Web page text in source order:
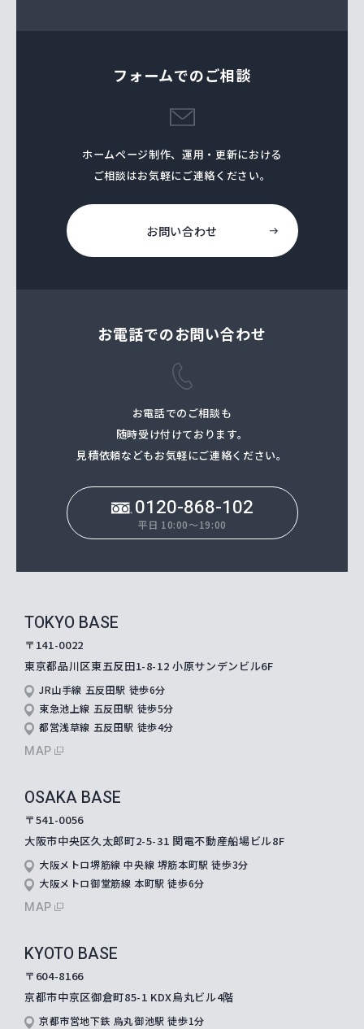
フォームでのご相談
ホームページ制作、運⽤・更新における
ご相談はお気軽にご連絡ください。
お問い合わせ
お電話でのお問い合わせ
お電話でのご相談も
随時受け付けております。
⾒積依頼などもお気軽にご連絡ください。
0120-868-102
平日 10:00～19:00
TOKYO BASE
〒141-0022
東京都品川区東五反田1-8-12小原サンデンビル6F
JR山手線 五反田駅 徒歩6分
東急池上線 五反田駅 徒歩5分
都営浅草線 五反田駅 徒歩4分
MAP
OSAKA BASE
〒541-0056
大阪市中央区久太郎町2-5-31 関電不動産船場ビル8F
大阪メトロ堺筋線 中央線 堺筋本町駅 徒歩3分
大阪メトロ御堂筋線 本町駅 徒歩6分
MAP
KYOTO BASE
〒604-8166
京都市中京区御倉町85-1 KDX烏丸ビル4階
京都市営地下鉄 烏丸御池駅 徒歩1分